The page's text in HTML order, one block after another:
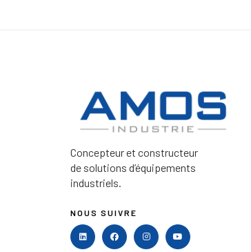
Concepteur et constructeur
de solutions d’équipements
industriels.
NOUS SUIVRE